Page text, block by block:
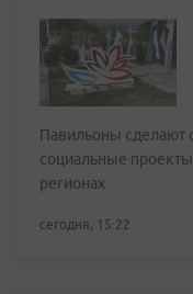
Павильоны сделают
социальные
регионах
сегодня, 15:22